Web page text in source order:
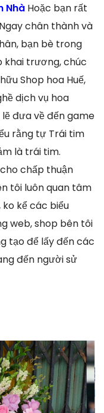
Nhà Hoặc bạn rất
chân thành và
bạn bè trong
khai trương, chúc
Shop hoa Huế,
dịch vụ hoa
đưa về đến game
rằng tự Trái tim
là trái tim.
chấp thuận
tôi luôn quan tâm
kể các biểu
web, shop bên tôi
tạo để lấy đến các
đến người sử